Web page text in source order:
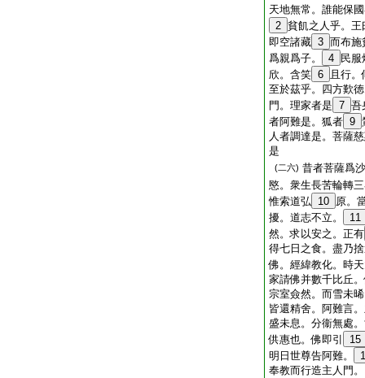
天地無常。誰能保
2 貧飢之人乎。
即空諸藏 3 而布施
爲親爲子。
4
民服
欣。含笑 6
且行
至於茲乎。四方歎
門。理家者是 7 吾
者阿難是。狐者 9
人者調達是。菩薩
是
(二六) 昔者菩薩爲
愍。衆生長苦輪轉
惟索道弘 10 原。
擾。道志不立。
11
然。求以安之。正有
得七日之食。盡乃
佛。經緯教化。時
家請佛并數千比丘
宗室僉然。而雪未
皆還精舍。阿難言
盛未息。分衞無處
供惠也。佛即引
15
明日世尊告阿難。
奉教而行造主人門